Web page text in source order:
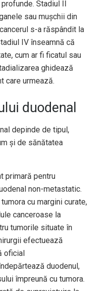
Stadiul II
sau mușchii din
s-a răspândit la
IV înseamnă că
cum ar fi ficatul sau
ghidează
care urmează.
duodenal
depinde de tipul,
și de sănătatea
primară pentru
non-metastatic.
cu margini curate,
canceroase la
tumorile situate în
efectuează
oficial
duodenul,
împreună cu tumora.